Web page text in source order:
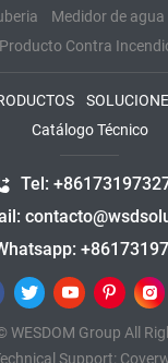
Medidor de agua
Producto Contra
Catálogo Técnico
Tel:
WESDOM Group All
Support: